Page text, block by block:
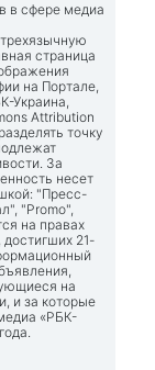
в сфере медиа
страница
на Портале,
Украина,
Attribution
точку
За
несет
"Пресс-
"Promo",
на правах
21-
на
и за которые
«РБК-